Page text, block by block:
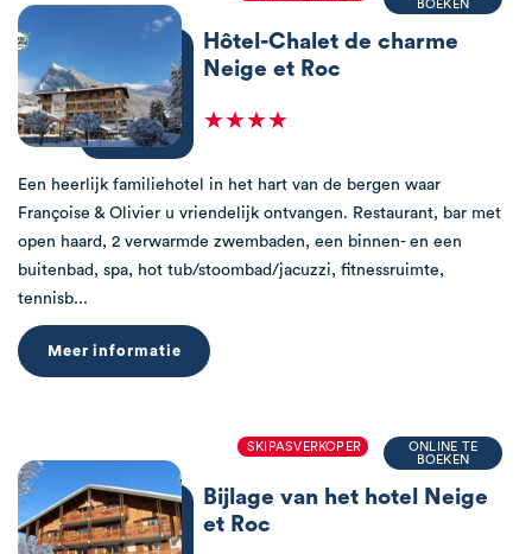
Hôtel-Chalet de charme
Neige et Roc
BOEKEN
★★★★
Een heerlijk familiehotel in het hart van de bergen waar
Françoise & Olivier u vriendelijk ontvangen. Restaurant, bar met
open haard, 2 verwarmde zwembaden, een binnen- en een
buitenbad, spa, hot tub/stoombad/jacuzzi, fitnessruimte,
tennisb...
Meer informatie
Bijlage van het hotel Neige
et Roc
ONLINE TE
BOEKEN
SKIPASVERKOPER